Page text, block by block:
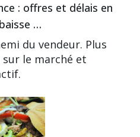
: offres et délais en
…
du vendeur. Plus
le marché et